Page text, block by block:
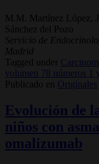
M.M. Martínez López,
Sánchez del Pozo
Servicio de
Madrid
Tagged under
volumen 78 números 1
Publicado en
Originales
Evolución de
niños con
omalizumab